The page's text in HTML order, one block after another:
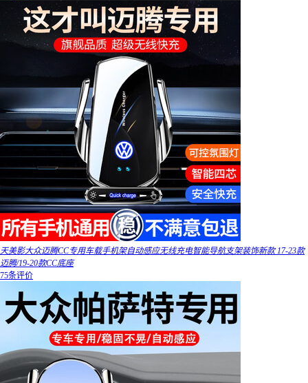
天美影大众迈腾CC专用车载手机架自动感应无线充电智能导航支架装饰新款 17-23款
迈腾/19-20款CC底座
75条评价